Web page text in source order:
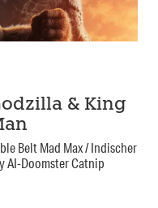
& King
Belt Mad Max / Indischer
AI-Doomster Catnip